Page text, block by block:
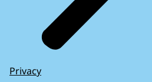
Privacy